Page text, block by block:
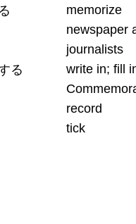
memorize
newspaper
journalists
る
write in; fill
record
tick